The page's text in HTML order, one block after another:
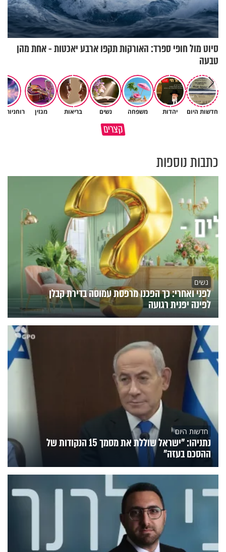
סיוט מול חופי ספרד: האורקות תקפו ארבע יאכטות - אחת מהן
טבעה
חדשות היום יהדות משפחה נשים בריאות מגזין רוחניות
קצרים
איך לשלוט בסיטואציה בצורה
כתבות נוספות
נשים
לפני ואחרי: כך הפכנו מרפסת עמוסה בדירת קבלן
לפינה יפנית רגועה
חדשות היום
נתניהו: "ישראל שוללת את מסמך 15 הנקודות של
ההסכם בעזה"